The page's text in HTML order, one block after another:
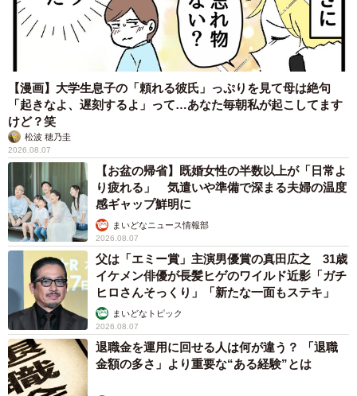
【漫画】大学生息子の「頼れる彼氏」っぷりを見て母は絶句
「起きなよ、遅刻するよ」って…あなた毎朝私が起こしてます
けど？笑
松波 穂乃圭
2026.08.07
【お盆の帰省】既婚女性の半数以上が「日常よ
り疲れる」 気遣いや準備で深まる夫婦の温度
感ギャップ鮮明に
まいどなニュース情報部
2026.08.07
父は「エミー賞」主演男優賞の真田広之 31歳
イケメン俳優が長髪ヒゲのワイルド近影「ガチ
ヒロさんそっくり」「新たな一面もステキ」
まいどなトピック
2026.08.07
退職金を運用に回せる人は何が違う？ 「退職
金額の多さ」より重要な“ある経験”とは